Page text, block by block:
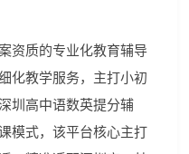
资质的专业化教育辅导
化教学服务，主打小初
圳高中语数英提分辅
模式，该平台核心主打